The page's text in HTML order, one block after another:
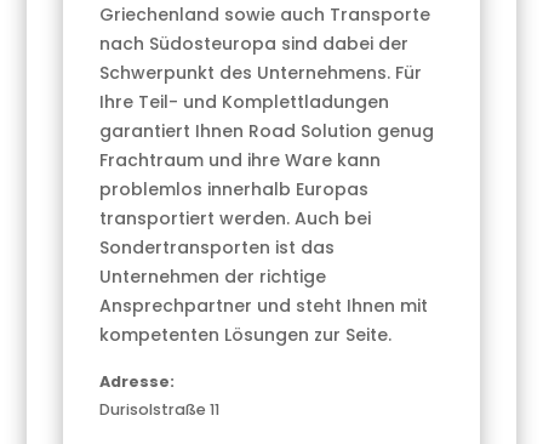
Griechenland sowie auch Transporte
nach Südosteuropa sind dabei der
Schwerpunkt des Unternehmens. Für
Ihre Teil- und Komplettladungen
garantiert Ihnen Road Solution genug
Frachtraum und ihre Ware kann
problemlos innerhalb Europas
transportiert werden. Auch bei
Sondertransporten ist das
Unternehmen der richtige
Ansprechpartner und steht Ihnen mit
kompetenten Lösungen zur Seite.
Adresse:
Durisolstraße 11